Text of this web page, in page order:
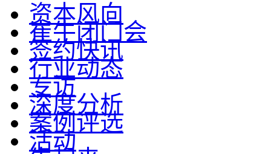
资本风向
崔牛闭门会
签约快讯
行业动态
专访
深度分析
案例评选
活动